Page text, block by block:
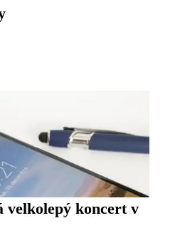
velkolepý koncert v